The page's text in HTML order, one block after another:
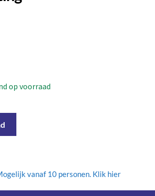
op voorraad
vanaf 10 personen. Klik hier